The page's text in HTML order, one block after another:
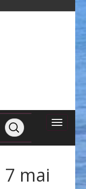
mai